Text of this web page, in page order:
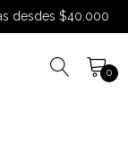
desdes $40.000
0